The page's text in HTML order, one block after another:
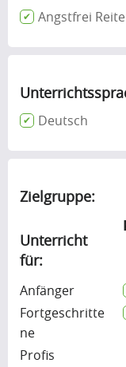
Angstfrei
Deutsch
Zielgruppe:
Unterricht
für:
Anfänger
Fortgeschritte
ne
Profis